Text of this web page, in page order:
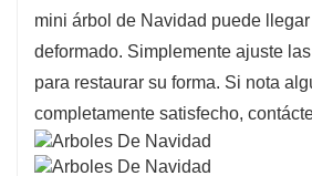
mini árbol de Navidad puede
deformado. Simplemente ajuste
para restaurar su forma. Si nota
completamente satisfecho,